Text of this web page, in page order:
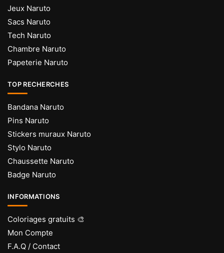
Jeux Naruto
Sacs Naruto
Tech Naruto
Chambre Naruto
Papeterie Naruto
TOP RECHERCHES
Bandana Naruto
Pins Naruto
Stickers muraux Naruto
Stylo Naruto
Chaussette Naruto
Badge Naruto
INFORMATIONS
Coloriages gratuits 🎨
Mon Compte
F.A.Q / Contact